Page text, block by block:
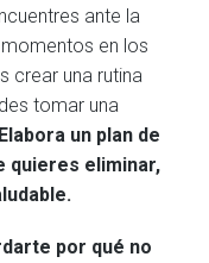
ante la
en los
crear una rutina
tomar una
Elabora un plan de
quieres eliminar,
por qué no